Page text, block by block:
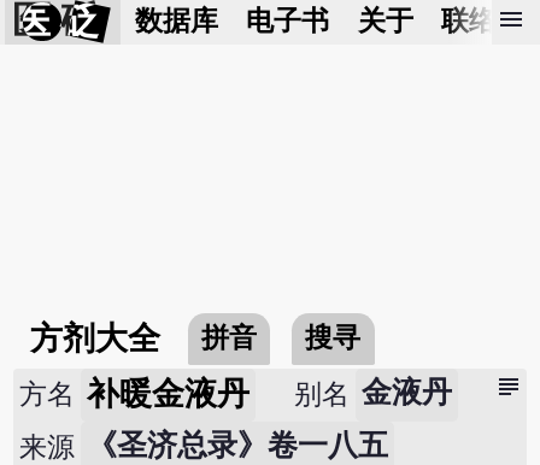
医 砭 数据库 电子书 关于 联络我
menu
方剂大全 拼音 搜寻
subject
方名 补暖金液丹 别名 金液丹
来源 《圣济总录》卷一八五